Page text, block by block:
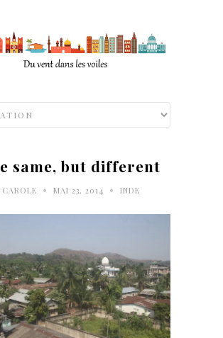
same, but different
CAROLE • MAI 23, 2014 • INDE